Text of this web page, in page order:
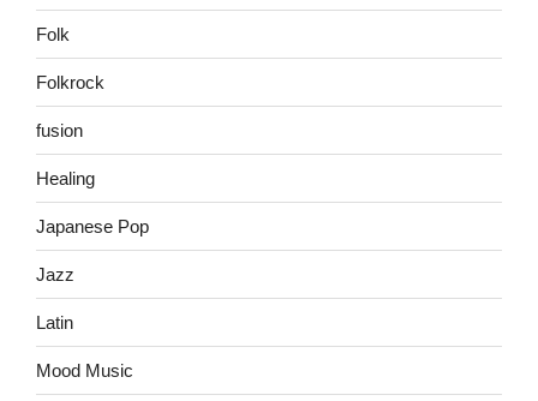
Folk
Folkrock
fusion
Healing
Japanese Pop
Jazz
Latin
Mood Music